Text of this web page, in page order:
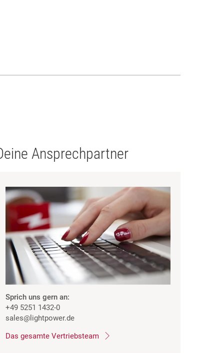
Ansprechpartner
Sprich uns gern an:
+49 5251 1432-0
sales@lightpower.de
Das gesamte Vertriebsteam